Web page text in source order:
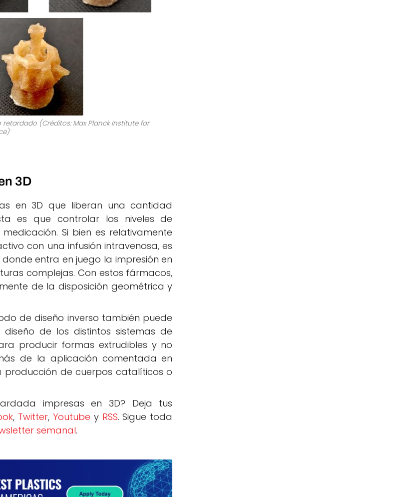
(Créditos: Max Planck Institute for
3D
en 3D que liberan una cantidad
es que controlar los niveles de
Si bien es relativamente
con una infusión intravenosa, es
entra en juego la impresión en
complejas. Con estos fármacos,
de la disposición geométrica y
de diseño inverso también puede
de los distintos sistemas de
producir formas extrudibles y no
de la aplicación comentada en
de cuerpos catalíticos o
impresas en 3D? Deja tus
, Twitter, Youtube y RSS. Sigue toda
semanal.